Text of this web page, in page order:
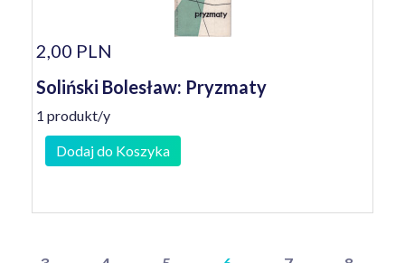
2,00 PLN
Soliński Bolesław: Pryzmaty
1 produkt/y
Dodaj do Koszyka